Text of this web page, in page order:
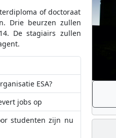
of doctoraat
Drie beurzen zullen
De stagiairs zullen
ESA?
jobs op
studenten zijn nu